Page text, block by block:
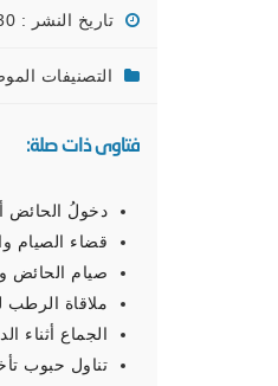
تاريخ النشر : 30 يناير, 2012
التصنيفات
فتاوى ذات صلة:
دخولُ الحائض
قضاء الصيام
صيام الحائض
ملاقاة
الجماع أثناء
تناول حبوب